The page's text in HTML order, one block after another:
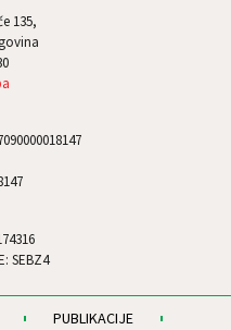
135,
SEBZ4
PUBLIKACIJE